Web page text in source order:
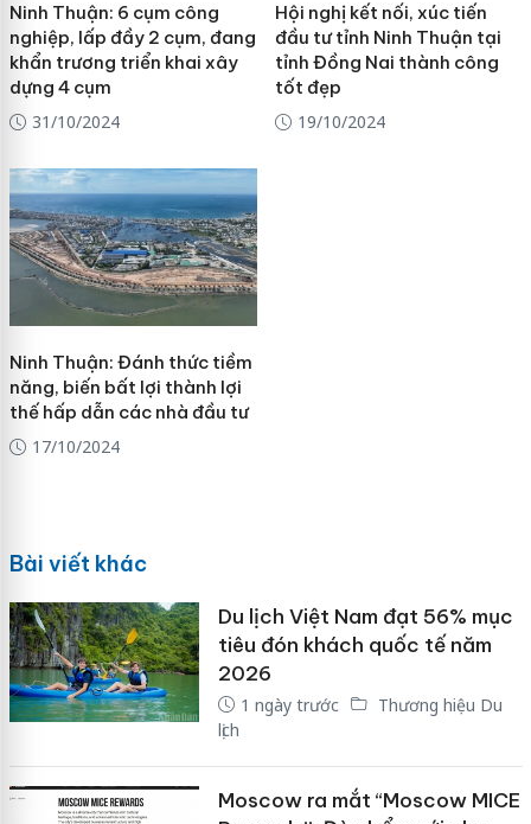
Ninh Thuận: 6 cụm công
nghiệp, lấp đầy 2 cụm, đang
khẩn trương triển khai xây
dựng 4 cụm
31/10/2024
Hội nghị kết nối, xúc tiến
đầu tư tỉnh Ninh Thuận tại
tỉnh Đồng Nai thành công
tốt đẹp
19/10/2024
Ninh Thuận: Đánh thức tiềm
năng, biến bất lợi thành lợi
thế hấp dẫn các nhà đầu tư
17/10/2024
Bài viết khác
Du lịch Việt Nam đạt 56% mục
tiêu đón khách quốc tế năm
2026
1 ngày trước
Thương hiệu Du
lịch
Moscow ra mắt “Moscow MICE